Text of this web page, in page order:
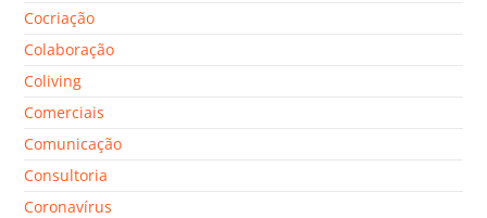
Cocriação
Colaboração
Coliving
Comerciais
Comunicação
Consultoria
Coronavírus